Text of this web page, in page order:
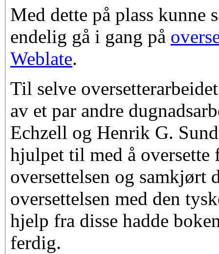
Med dette på plass kunne
endelig gå i gang på
Weblate.
Til selve
av et par andre
Echzell og Henrik G.
hjulpet til med å oversette
oversettelsen og samkjørt
oversettelsen med den
hjelp fra disse hadde
ferdig.